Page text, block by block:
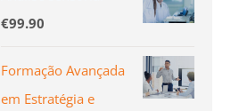
€99.90
Formação Avançada
em Estratégia e